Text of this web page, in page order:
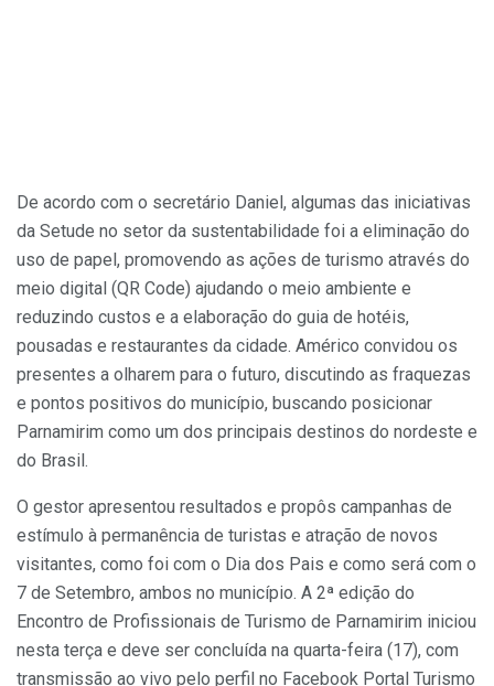
De acordo com o secretário Daniel, algumas das iniciativas
da Setude no setor da sustentabilidade foi a eliminação do
uso de papel, promovendo as ações de turismo através do
meio digital (QR Code) ajudando o meio ambiente e
reduzindo custos e a elaboração do guia de hotéis,
pousadas e restaurantes da cidade. Américo convidou os
presentes a olharem para o futuro, discutindo as fraquezas
e pontos positivos do município, buscando posicionar
Parnamirim como um dos principais destinos do nordeste e
do Brasil.
O gestor apresentou resultados e propôs campanhas de
estímulo à permanência de turistas e atração de novos
visitantes, como foi com o Dia dos Pais e como será com o
7 de Setembro, ambos no município. A 2ª edição do
Encontro de Profissionais de Turismo de Parnamirim iniciou
nesta terça e deve ser concluída na quarta-feira (17), com
transmissão ao vivo pelo perfil no Facebook Portal Turismo